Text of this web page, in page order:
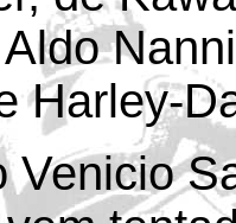
Harley-
Venicio